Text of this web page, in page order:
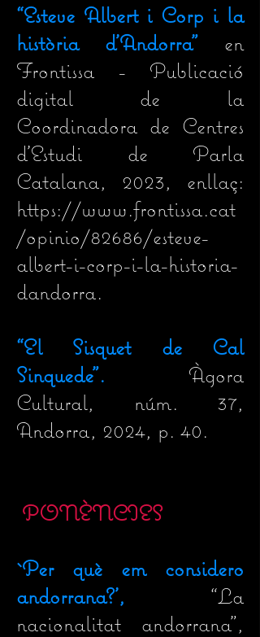
“Esteve Albert i Corp i la
història d’Andorra" en
Frontissa - Publicació
digital de la
Coordinadora de Centres
d'Estudi de Parla
Catalana, 2023, enllaç:
https://www.frontissa.cat
/opinio/82686/esteve-
albert-i-corp-i-la-historia-
dandorra.
“El Sisquet de Cal
Sinquede". Àgora
Cultural, núm. 37,
Andorra, 2024, p. 40.
PONÈNCIES
`Per què em considero
andorrana?',
“La
nacionalitat andorrana",